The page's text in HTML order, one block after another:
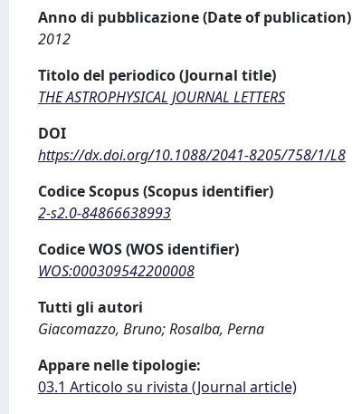
Anno di pubblicazione (Date of publication)
2012
Titolo del periodico (Journal title)
THE ASTROPHYSICAL JOURNAL LETTERS
DOI
https://dx.doi.org/10.1088/2041-8205/758/1/L8
Codice Scopus (Scopus identifier)
2-s2.0-84866638993
Codice WOS (WOS identifier)
WOS:000309542200008
Tutti gli autori
Giacomazzo, Bruno; Rosalba, Perna
Appare nelle tipologie:
03.1 Articolo su rivista (Journal article)